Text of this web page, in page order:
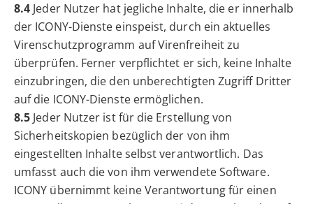
8.4 Jeder Nutzer hat jegliche Inhalte, die er innerhalb
der ICONY-Dienste einspeist, durch ein aktuelles
Virenschutzprogramm auf Virenfreiheit zu
überprüfen. Ferner verpflichtet er sich, keine Inhalte
einzubringen, die den unberechtigten Zugriff Dritter
auf die ICONY-Dienste ermöglichen.
8.5 Jeder Nutzer ist für die Erstellung von
Sicherheitskopien bezüglich der von ihm
eingestellten Inhalte selbst verantwortlich. Das
umfasst auch die von ihm verwendete Software.
ICONY übernimmt keine Verantwortung für einen